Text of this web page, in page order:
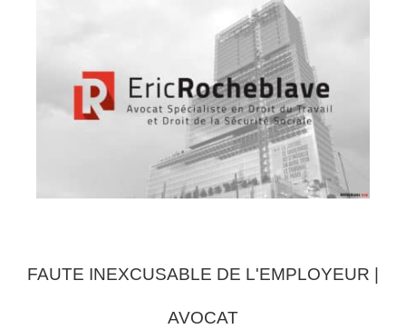
FAUTE INEXCUSABLE DE L'EMPLOYEUR |
AVOCAT